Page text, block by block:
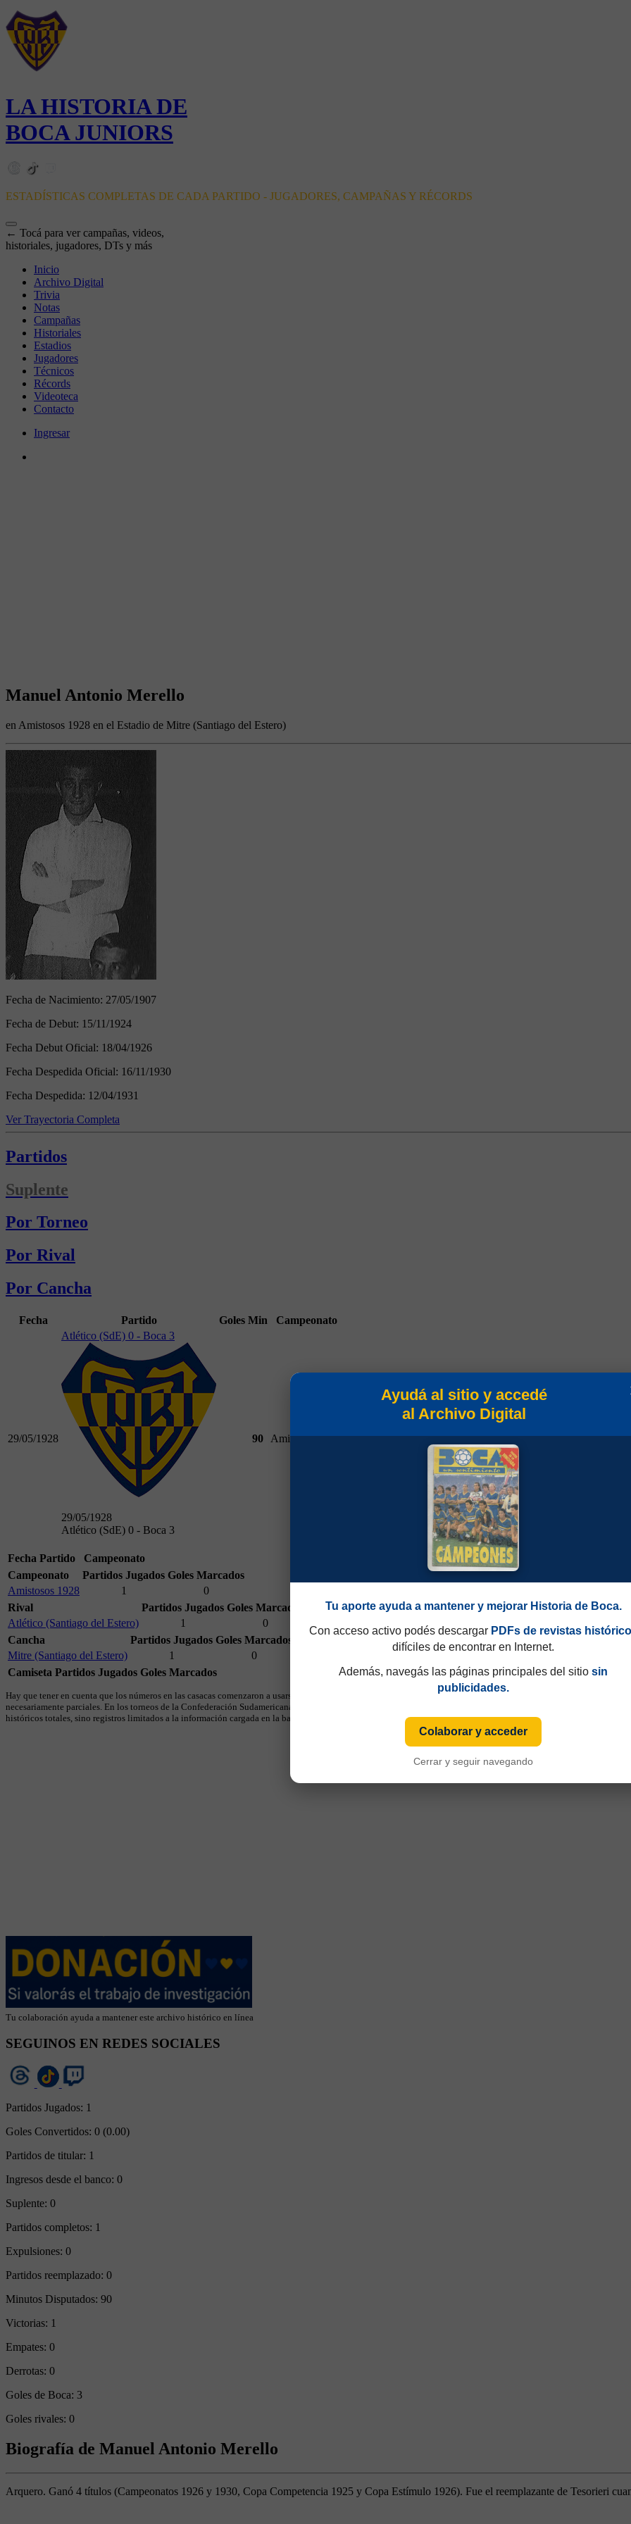
LA HISTORIA DE
BOCA JUNIORS
ESTADÍSTICAS COMPLETAS DE CADA PARTIDO - JUGADORES, CAMPAÑAS Y RÉCORDS
← Tocá para ver campañas, videos,
historiales, jugadores, DTs y más
Inicio
Archivo Digital
Trivia
Notas
Campañas
Historiales
Estadios
Jugadores
Técnicos
Récords
Videoteca
Contacto
Ingresar
Manuel Antonio Merello
en Amistosos 1928 en el Estadio de Mitre (Santiago del Estero)
Fecha de Nacimiento: 27/05/1907
Fecha de Debut: 15/11/1924
Fecha Debut Oficial: 18/04/1926
Fecha Despedida Oficial: 16/11/1930
Fecha Despedida: 12/04/1931
Ver Trayectoria Completa
Partidos
Suplente
Por Torneo
Por Rival
Por Cancha
Fecha Partido Goles Min Campeonato
29/05/1928
Atlético (SdE) 0 - Boca 3
29/05/1928
Atlético (SdE) 0 - Boca 3
90 Amistosos 1928
Fecha Partido
Campeonato
Campeonato
Partidos Jugados Goles Marcados
Amistosos 1928
1
0
Rival
Partidos Jugados Goles Marcados
Atlético (Santiago del Estero)
1
0
Cancha
Partidos Jugados Goles Marcados
Mitre (Santiago del Estero)
1
0
Camiseta Partidos Jugados Goles Marcados
Hay que tener en cuenta que los números en las casacas comenzaron a usarse en 1949 y que hasta 1997 eran consecutivos, no fijos. Esa información aparecía sólo
necesariamente parciales. En los torneos de la Confederación Sudamericana se utiliza numeración fija desde sus primeras ediciones y, cuando ese dato está
históricos totales, sino registros limitados a la información cargada en la base.
Tu colaboración ayuda a mantener este archivo histórico en línea
SEGUINOS EN REDES SOCIALES
Partidos Jugados: 1
Goles Convertidos: 0 (0.00)
Partidos de titular: 1
Ingresos desde el banco: 0
Suplente: 0
Partidos completos: 1
Expulsiones: 0
Partidos reemplazado: 0
Minutos Disputados: 90
Victorias: 1
Empates: 0
Derrotas: 0
Goles de Boca: 3
Goles rivales: 0
Biografía de Manuel Antonio Merello
Arquero. Ganó 4 títulos (Campeonatos 1926 y 1930, Copa Competencia 1925 y Copa Estímulo 1926). Fue el reemplazante de Tesorieri
Ayudá al sitio y accedé
al Archivo Digital
Tu aporte ayuda a mantener y mejorar Historia de Boca.
Con acceso activo podés descargar PDFs de revistas
difíciles de encontrar en Internet.
Además, navegás las páginas principales del sitio sin
publicidades.
Colaborar y acceder
Cerrar y seguir navegando